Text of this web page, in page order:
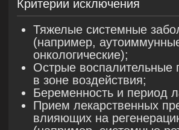
Ни у одного из пациентов не отмечались
побочные нежелательные явлений,
Сочетанное действие двух аппаратов —
PLADUO и VIVACE — позволяет
сократить время лечения акне
и атрофических рубцов постакне
в сравнении с монотерапией на одном
из этих аппаратов и системной терапией.
Клинические кейсы подтверждают, что
видимых улучшений состояния акне,
даже в самой тяжёлой форме, можно
добиться за 2−3 месяца.